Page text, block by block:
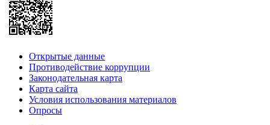
Открытые данные
Противодействие коррупции
Законодательная карта
Карта сайта
Условия использования материалов
Опросы